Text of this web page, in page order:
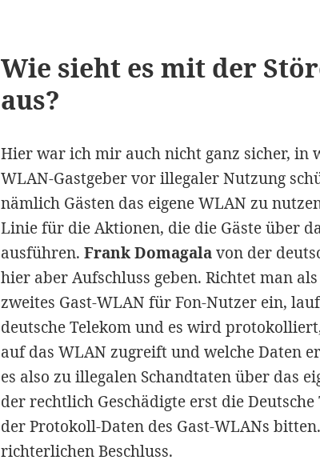
Wie sieht es mit der
aus?
Hier war ich mir auch nicht ganz sicher, in
WLAN-Gastgeber vor illegaler Nutzung
nämlich Gästen das eigene WLAN zu
Linie für die Aktionen, die die Gäste über
ausführen.Frank Domagalavon der
hier aber Aufschluss geben. Richtet man
zweites Gast-WLAN für Fon-Nutzer ein,
deutsche Telekom und es wird
auf das WLAN zugreift und welche Daten
es also zu illegalen Schandtaten über das
der rechtlich Geschädigte erst die
der Protokoll-Daten des Gast-WLANs
richterlichen Beschluss.